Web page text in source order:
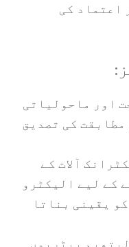
اعتماد کی
اور ماحولیاتی
کی تصدیق
آلات کے
کے لیے الیکٹرو
یقینی بناتا